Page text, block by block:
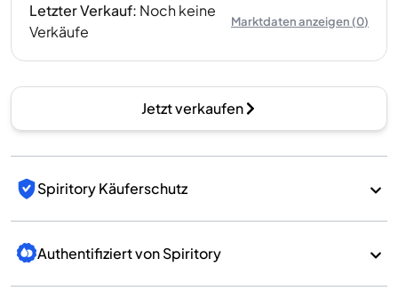
Letzter Verkauf: Noch keine
Verkäufe
Marktdaten anzeigen(0)
Jetzt verkaufen
Spiritory Käuferschutz
Authentifiziert von Spiritory